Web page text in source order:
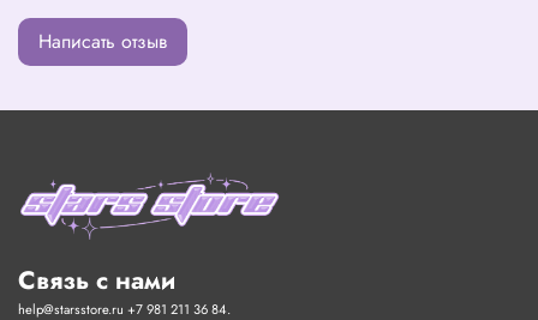
Написать отзыв
Связь с нами
help@starsstore.ru +7 981 211 36 84.